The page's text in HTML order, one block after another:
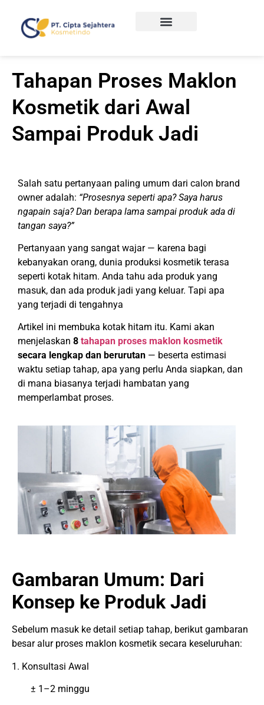
Tahapan Proses Maklon
Kosmetik dari Awal
Sampai Produk Jadi
Salah satu pertanyaan paling umum dari calon brand
owner adalah: “Prosesnya seperti apa? Saya harus
ngapain saja? Dan berapa lama sampai produk ada di
tangan saya?”
Pertanyaan yang sangat wajar — karena bagi
kebanyakan orang, dunia produksi kosmetik terasa
seperti kotak hitam. Anda tahu ada produk yang
masuk, dan ada produk jadi yang keluar. Tapi apa
yang terjadi di tengahnya
Artikel ini membuka kotak hitam itu. Kami akan
menjelaskan 8 tahapan proses maklon kosmetik
secara lengkap dan berurutan — beserta estimasi
waktu setiap tahap, apa yang perlu Anda siapkan, dan
di mana biasanya terjadi hambatan yang
memperlambat proses.
Gambaran Umum: Dari
Konsep ke Produk Jadi
Sebelum masuk ke detail setiap tahap, berikut gambaran
besar alur proses maklon kosmetik secara keseluruhan:
1. Konsultasi Awal
± 1–2 minggu